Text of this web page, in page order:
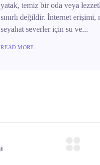
yatak, temiz bir oda veya
sınırlı değildir. İnternet erişimi,
seyahat severler için su ve...
READ MORE